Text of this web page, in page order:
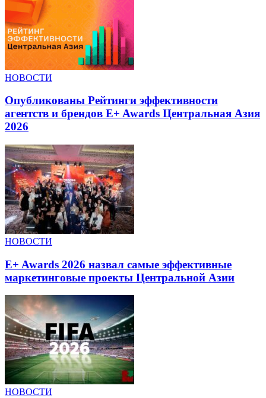
НОВОСТИ
Опубликованы Рейтинги эффективности
агентств и брендов E+ Awards Центральная Азия
2026
НОВОСТИ
E+ Awards 2026 назвал самые эффективные
маркетинговые проекты Центральной Азии
НОВОСТИ